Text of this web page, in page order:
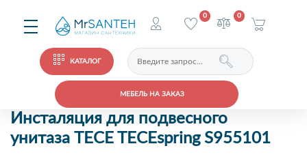
КАТАЛОГ
МЕБЕЛЬ НА ЗАКАЗ
0 0
Инсталяция для подвесного
унитаза TECE TECEspring S955101